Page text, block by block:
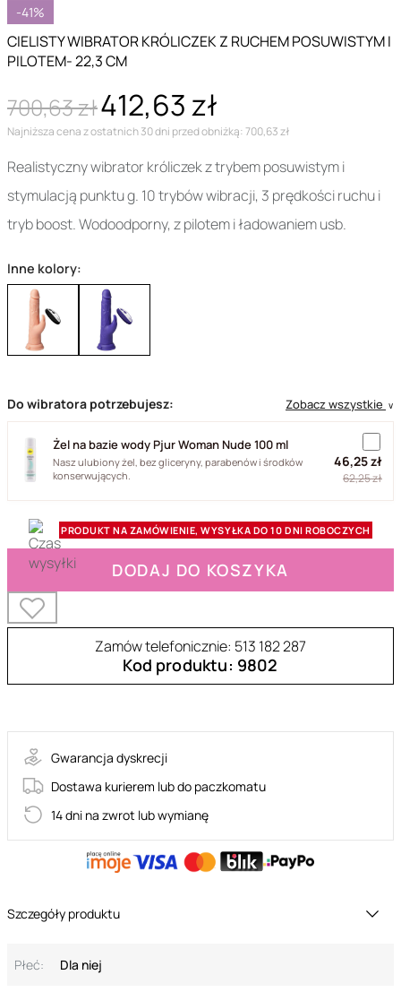
-41%
CIELISTY WIBRATOR KRÓLICZEK Z RUCHEM POSUWISTYM I
PILOTEM- 22,3 CM
700,63 zł412,63 zł
Najniższa cena z ostatnich 30 dni przed obniżką: 700,63 zł
Realistyczny wibrator króliczek z trybem posuwistym i
stymulacją punktu g. 10 trybów wibracji, 3 prędkości ruchu i
tryb boost. Wodoodporny, z pilotem i ładowaniem usb.
Inne kolory:
Do wibratora potrzebujesz: Zobacz wszystkie ∨
Żel na bazie wody Pjur Woman Nude 100 ml
Nasz ulubiony żel, bez gliceryny, parabenów i środków
konserwujących.
46,25 zł
62,25 zł
PRODUKT NA ZAMÓWIENIE, WYSYŁKA DO 10 DNI ROBOCZYCH
DODAJ DO KOSZYKA
Zamów telefonicznie: 513 182 287
Kod produktu: 9802
Gwarancja dyskrecji
Dostawa kurierem lub do paczkomatu
14 dni na zwrot lub wymianę
Szczegóły produktu
Płeć: Dla niej